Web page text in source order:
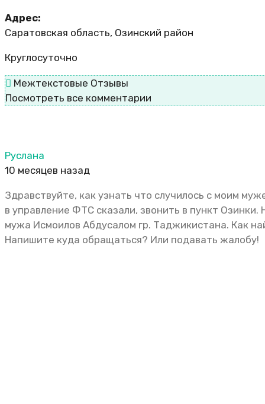
Адрес:
Саратовская область, Озинский район
Круглосуточно
Межтекстовые Отзывы
Посмотреть все комментарии
Руслана
10 месяцев назад
Здравствуйте, как узнать что случилось с моим
в управление ФТС сказали, звонить в пункт
мужа Исмоилов Абдусалом гр. Таджикистана. Как
Напишите куда обращаться? Или подавать жалобу!